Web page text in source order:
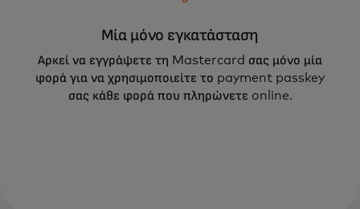
Τα payment passkeys σάς επιτρέπουν να
επαληθεύσετε τις ηλεκτρονικές σας αγορές
με δακτυλικό αποτύπωμα, σάρωση
προσώπου ή PIN.
Μία μόνο εγκατάσταση
Αρκεί να εγγράψετε τη Mastercard σας μόνο μία
φορά για να χρησιμοποιείτε το payment passkey
σας κάθε φορά που πληρώνετε online.